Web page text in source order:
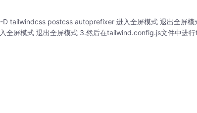
tailwindcss postcss autoprefixer 进入全屏模式 退出全屏模
全屏模式 退出全屏模式 3.然后在tailwind.config.js文件中进